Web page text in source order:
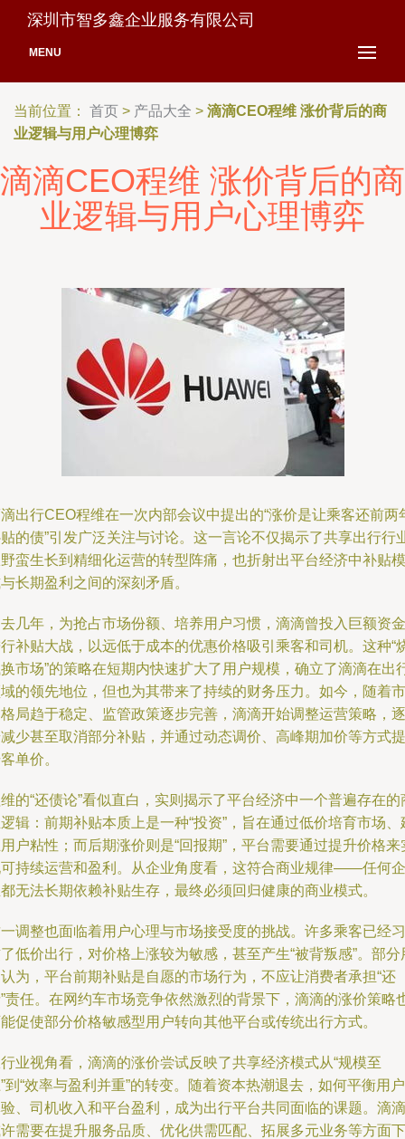
深圳市智多鑫企业服务有限公司
MENU
当前位置： 首页 > 产品大全 > 滴滴CEO程维 涨价背后的商
业逻辑与用户心理博弈
滴滴CEO程维 涨价背后的商
业逻辑与用户心理博弈
出行CEO程维在一次内部会议中提出的“涨价是让乘客还前两
的债”引发广泛关注与讨论。这一言论不仅揭示了共享出行行
蛮生长到精细化运营的转型阵痛，也折射出平台经济中补贴模
长期盈利之间的深刻矛盾。
几年，为抢占市场份额、培养用户习惯，滴滴曾投入巨额资金
补贴大战，以远低于成本的优惠价格吸引乘客和司机。这种“
市场”的策略在短期内快速扩大了用户规模，确立了滴滴在出
的领先地位，但也为其带来了持续的财务压力。如今，随着市
局趋于稳定、监管政策逐步完善，滴滴开始调整运营策略，逐
少甚至取消部分补贴，并通过动态调价、高峰期加价等方式提
单价。
的“还债论”看似直白，实则揭示了平台经济中一个普遍存在的
辑：前期补贴本质上是一种“投资”，旨在通过低价培育市场、
户粘性；而后期涨价则是“回报期”，平台需要通过提升价格来
持续运营和盈利。从企业角度看，这符合商业规律——任何企
无法长期依赖补贴生存，最终必须回归健康的商业模式。
调整也面临着用户心理与市场接受度的挑战。许多乘客已经习
低价出行，对价格上涨较为敏感，甚至产生“被背叛感”。部分
为，平台前期补贴是自愿的市场行为，不应让消费者承担“还
责任。在网约车市场竞争依然激烈的背景下，滴滴的涨价策略
促使部分价格敏感型用户转向其他平台或传统出行方式。
业视角看，滴滴的涨价尝试反映了共享经济模式从“规模至
到“效率与盈利并重”的转变。随着资本热潮退去，如何平衡用户
、司机收入和平台盈利，成为出行平台共同面临的课题。滴滴
需要在提升服务品质、优化供需匹配、拓展多元业务等方面下